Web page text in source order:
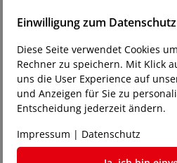
Haben Sie
Für weitere Informationen
Ihnen gerne zur Verfügung.
unsere Gebrauchtmaschinen
kontaktieren Sie uns für eine
Einwilligung zum Datenschutz
Diese Seite verwendet Cookies
Rechner zu speichern. Mit Klick
uns die User Experience auf
und Anzeigen für Sie zu
Entscheidung jederzeit ändern.
Impressum | Datenschutz